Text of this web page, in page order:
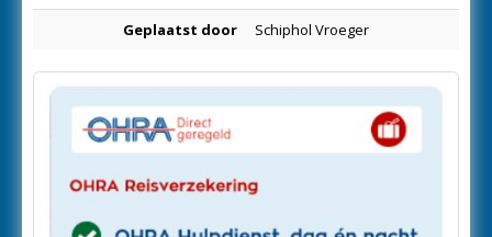
Geplaatst door Schiphol Vroeger